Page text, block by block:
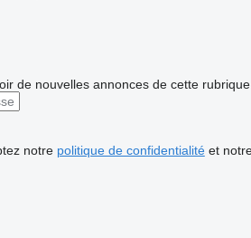
de nouvelles annonces de cette rubrique
notre politique de confidentialitéet